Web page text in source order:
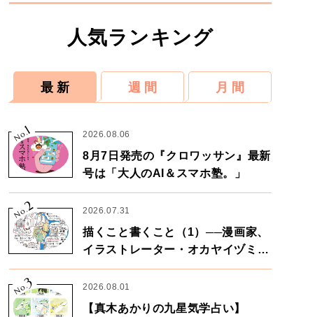
人気ランキング
最 新 週 間 月 間
No.
1 2026.08.06
8月7日発売の『クロワッサン』最新
号は「大人のAI＆スマホ塾。」
No.2 2026.07.31
描くこと書くこと（1）──漫画家、
イラストレーター・オカヤイヅミさ
ん×漫画家・鶴谷香央理さん
No.
3 2026.08.01
【真木あかりの九星気学占い】